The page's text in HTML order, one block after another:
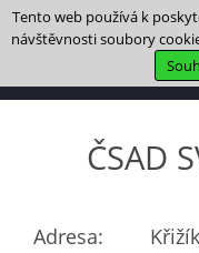
ČSAD
Adresa:
Tento web používá k
návštěvnosti soubory